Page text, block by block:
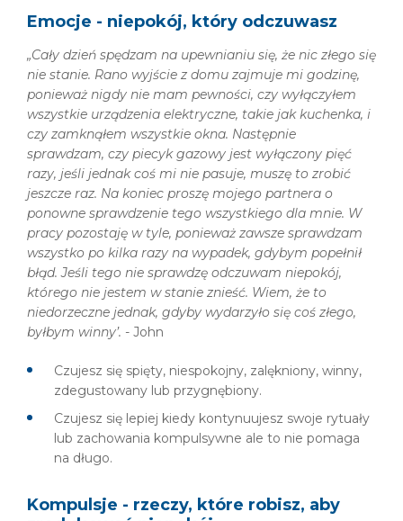
Emocje - niepokój, który odczuwasz
„Cały dzień spędzam na upewnianiu się, że nic złego się
nie stanie. Rano wyjście z domu zajmuje mi godzinę,
ponieważ nigdy nie mam pewności, czy wyłączyłem
wszystkie urządzenia elektryczne, takie jak kuchenka, i
czy zamknąłem wszystkie okna. Następnie
sprawdzam, czy piecyk gazowy jest wyłączony pięć
razy, jeśli jednak coś mi nie pasuje, muszę to zrobić
jeszcze raz. Na koniec proszę mojego partnera o
ponowne sprawdzenie tego wszystkiego dla mnie. W
pracy pozostaję w tyle, ponieważ zawsze sprawdzam
wszystko po kilka razy na wypadek, gdybym popełnił
błąd. Jeśli tego nie sprawdzę odczuwam niepokój,
którego nie jestem w stanie znieść. Wiem, że to
niedorzeczne jednak, gdyby wydarzyło się coś złego,
byłbym winny’. - John
Czujesz się spięty, niespokojny, zalękniony, winny,
zdegustowany lub przygnębiony.
Czujesz się lepiej kiedy kontynuujesz swoje rytuały
lub zachowania kompulsywne ale to nie pomaga
na długo.
Kompulsje - rzeczy, które robisz, aby